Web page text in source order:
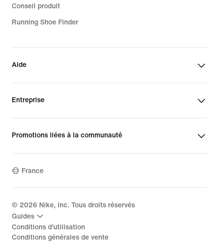
Conseil produit
Running Shoe Finder
Aide
Entreprise
Promotions liées à la communauté
France
© 2026 Nike, Inc. Tous droits réservés
Guides
Conditions d'utilisation
Conditions générales de vente